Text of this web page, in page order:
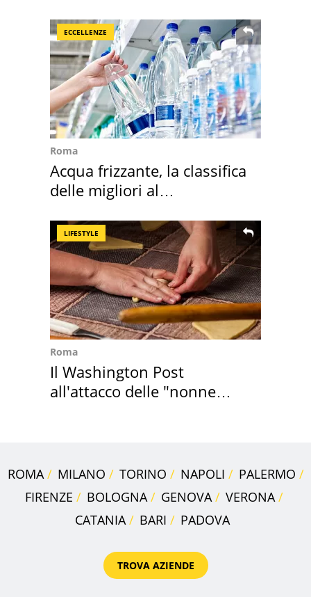
ECCELLENZE
Roma
Acqua frizzante, la classifica
delle migliori al
LIFESTYLE
Roma
Il Washington Post
all'attacco delle "nonne
ROMA MILANO TORINO NAPOLI
PALERMO
FIRENZE
BOLOGNA GENOVA
VERONA
CATANIA
BARI PADOVA
TROVA AZIENDE